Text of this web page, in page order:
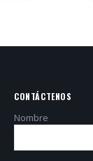
CONTÁCTENOS
Nombre